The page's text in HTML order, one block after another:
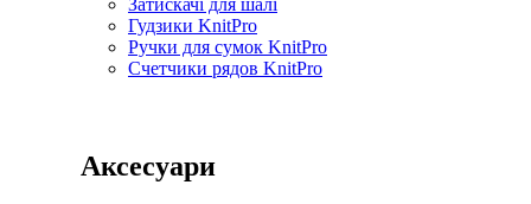
Затискачі для шалі
Гудзики KnitPro
Ручки для сумок KnitPro
Счетчики рядов KnitPro
Аксесуари